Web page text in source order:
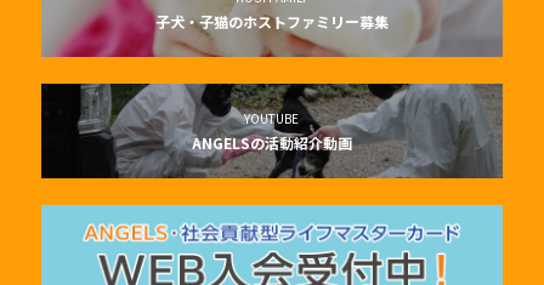
子犬・子猫のホストファミリー募集
YOUTUBE
ANGELSの活動紹介動画